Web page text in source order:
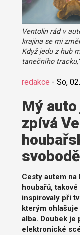
Ventolin rád v
krajina se mi
Když jedu z hub
tanečního
redakce - So,
Mý
zpívá
svobodě
Cesty autem
houbařů,
inspirovaly při
kterým
alba. Doubek je
elektronické